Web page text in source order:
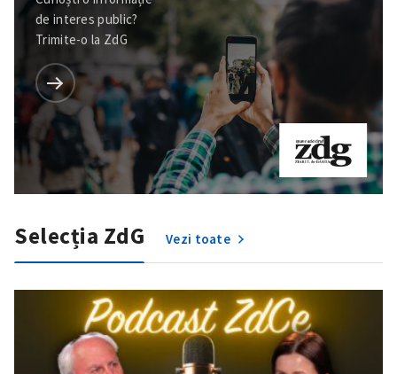
de interes public?
Trimite-o la ZdG
Selecția ZdG Vezi toate